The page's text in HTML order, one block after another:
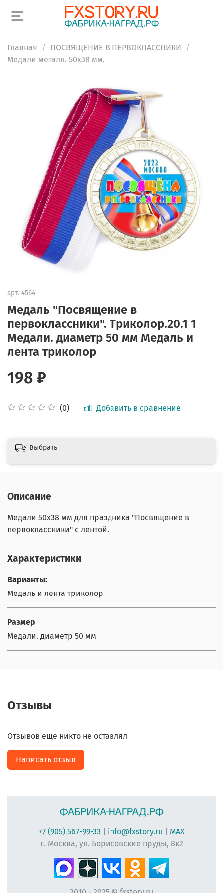
Главная
ПОСВЯЩЕНИЕ В ПЕРВОКЛАССНИКИ
Медали металл. 50х38 мм.
арт. 4564
Медаль "Посвящение в
первоклассники". Триколор.20.1 1
Медали. диаметр 50 мм Медаль и
лента триколор
(0) Добавить в сравнение
198 ₽
Выбрать
Описание
Медали 50х38 мм для праздника "Посвящение в
первоклассники" с лентой.
Характеристики
Варианты:
Медаль и лента триколор
Размер
Медали. диаметр 50 мм
Отзывы
Отзывов еще никто не оставлял
Написать отзыв
+7 (905) 567-99-33 info@fxstory.ru
MAX
г. Москва, ул. Борисовские пруды, 8к2